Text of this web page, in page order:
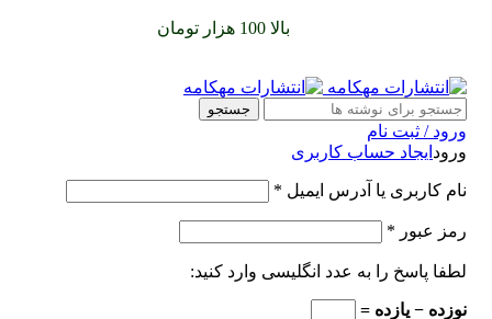
بالا 100 هزار تومان
جستجو
ورود / ثبت نام
ورود ایجاد حساب کاربری
نام کاربری یا آدرس ایمیل *
رمز عبور *
لطفا پاسخ را به عدد انگلیسی وارد کنید:
نوزده − یازده =